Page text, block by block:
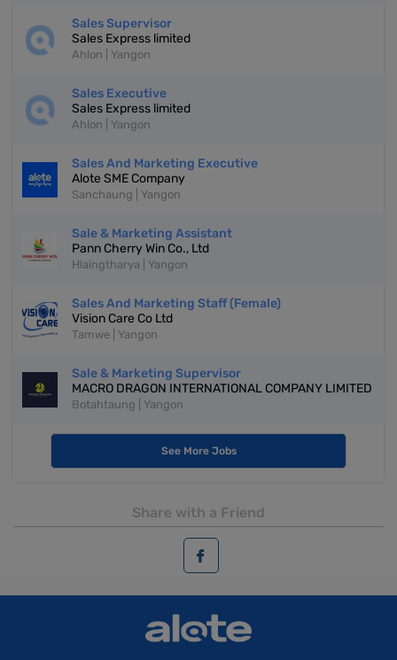
Sales Supervisor
Sales Express limited
Ahlon | Yangon
Sales Executive
Sales Express limited
Ahlon | Yangon
Sales And Marketing Executive
Alote SME Company
Sanchaung | Yangon
Sale & Marketing Assistant
Pann Cherry Win Co., Ltd
Hlaingtharya | Yangon
Sales And Marketing Staff (Female)
Vision Care Co Ltd
Tamwe | Yangon
Sale & Marketing Supervisor
MACRO DRAGON INTERNATIONAL COMPANY LIMITED
Botahtaung | Yangon
See More Jobs
Share with a Friend